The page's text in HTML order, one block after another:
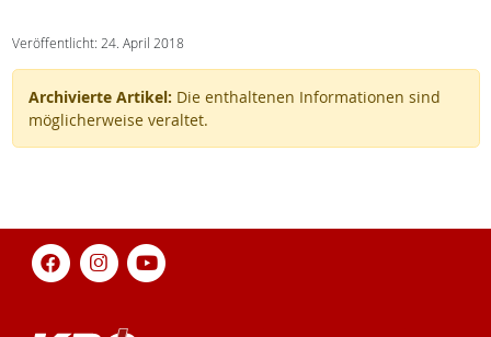
Veröffentlicht: 24. April 2018
Archivierte Artikel: Die enthaltenen Informationen sind
möglicherweise veraltet.